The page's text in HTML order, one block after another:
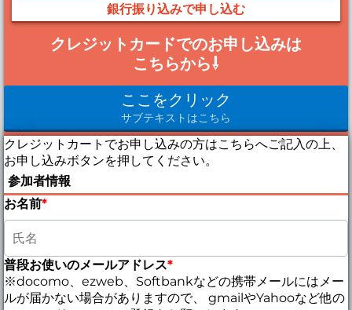
銀行振り込みで申し込む
クレジットカードでのお申し込みは
こちらから⇩
ここをクリック
サブテキストはこちら
クレジットカートでお申し込みの方はこちらへご記入の上、
お申し込みボタンを押してください。
参加者情報
お名前*
普段お使いのメールアドレス*
※docomo、ezweb、Softbankなどの携帯メールにはメー
ルが届かない場合がありますので、 gmailやYahooなど他の